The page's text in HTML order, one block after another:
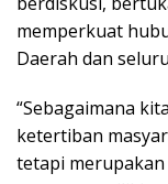
memperkuat
Daerah dan
“Sebagaimana
ketertiban
tetapi